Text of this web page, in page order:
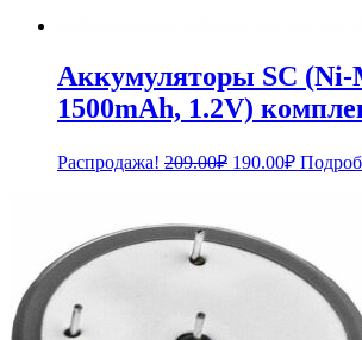
Аккумуляторы SC (Ni-
1500mAh, 1.2V)
Распродажа! 209.00₽ Первоначальная
209.00₽.
190.00₽Текущая
цена: